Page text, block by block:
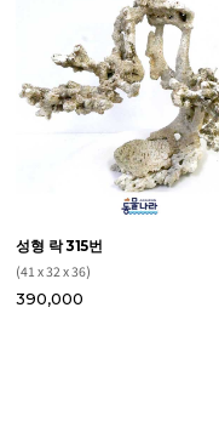
성형 락 315번
(41 x 32 x 36)
390,000